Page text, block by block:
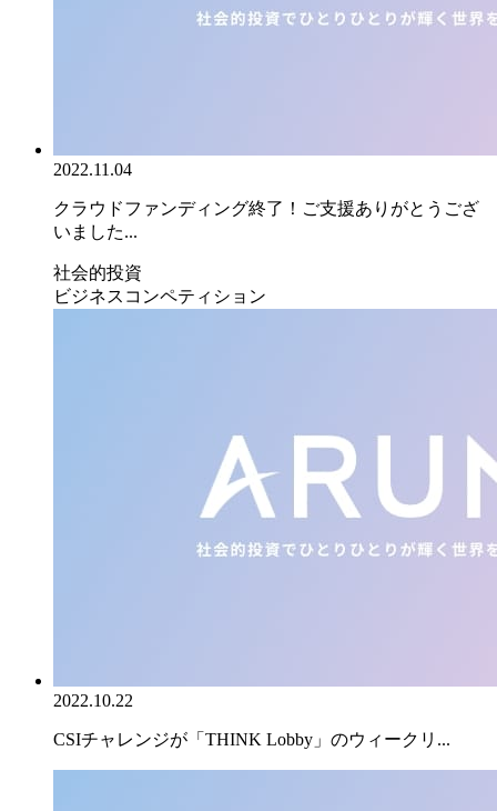
2022.11.04
クラウドファンディング終了！ご支援ありがとうござ
いました...
社会的投資
ビジネスコンペティション
2022.10.22
CSIチャレンジが「THINK Lobby」のウィークリ...